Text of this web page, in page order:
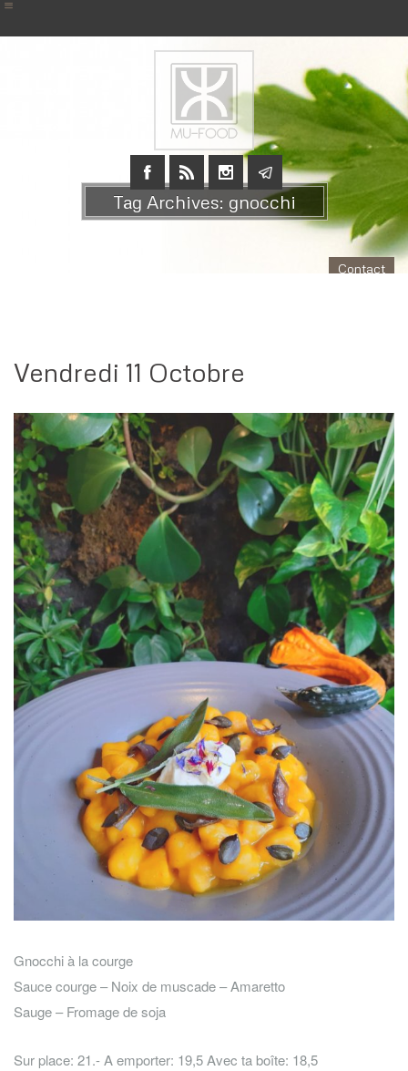
Tag Archives: gnocchi
Contact
Vendredi 11 Octobre
Gnocchi à la courge
Sauce courge – Noix de muscade – Amaretto
Sauge – Fromage de soja
Sur place: 21.- A emporter: 19,5 Avec ta boîte: 18,5